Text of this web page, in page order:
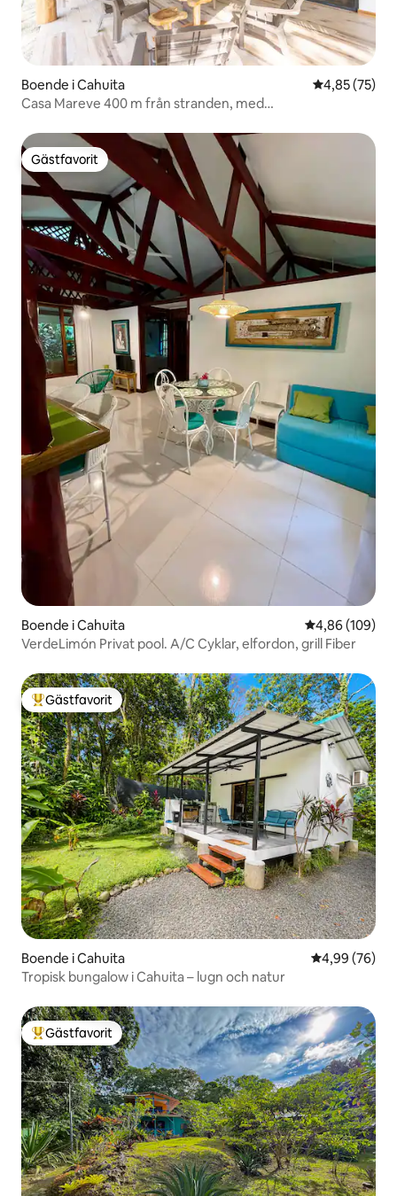
Boende i Cahuita 4,85 av 5 i
4,85 (75)
Casa Mareve 400 m från stranden, med
Gästfavorit
Gästfavorit
Boende i Cahuita 4,86 av 5 i
4,86 (109)
VerdeLimón Privat pool. A/C Cyklar, elfordon, grill Fiber
Populär gästfavorit
Gästfavorit
Boende i Cahuita 4,99 av 5 i
4,99 (76)
Tropisk bungalow i Cahuita – lugn och natur
Populär gästfavorit
Gästfavorit